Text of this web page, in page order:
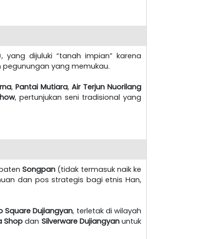
dijuluki “tanah impian” karena
yang memukau.
,Pantai Mutiara,Air Terjun Nuorilang
, pertunjukan seni tradisional yang
Songpan (tidak termasuk naik ke
dan pos strategis bagi etnis Han,
Square Dujiangyan, terletak di wilayah
Shop dan Silverware Dujiangyanuntuk